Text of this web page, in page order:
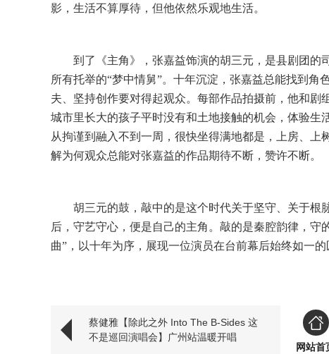
影 ， 生活不算厚待，但他依然乐观地生活。
到了《主角》，张嘉益饰演的胡三元，是县剧团的
所有托举的“梦中情舅”。十年沉淀，张嘉益总能找到角
夫、坚持创作要对得起观众。每部作品拍摄前，他和
城市里长大的孩子平时没有和土地接触的机会，体验
从拘谨到融入不到一周，很快坐得满地都是，上房、
解为何观众总能对张嘉益的作品期待不断，赞许不断。
胡三元的鼓，敲中的是这个时代关于坚守、关于根
后，守艺守心，便是自己的主角。敲的是秦腔韵律，
曲”， 以十年为序，展现一位演员在台前幕后始终如一的
蔡健雅【除此之外 Into The B-Sides 这
不是巡回演唱会】广州站温暖开唱
网站首